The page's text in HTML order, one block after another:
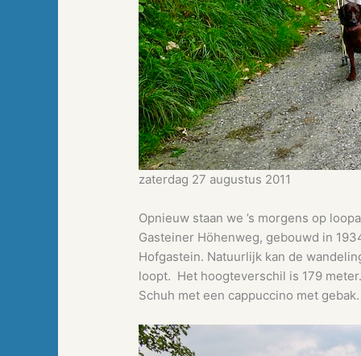
zaterdag 27 augustus 2011
Opnieuw staan we ’s morgens op
Gasteiner Höhenweg, gebouwd in
Hofgastein. Natuurlijk kan de
loopt. Het hoogteverschil is 179
Schuh met een cappuccino met gebak.